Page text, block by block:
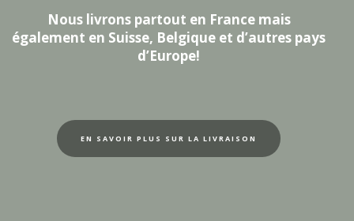
Nous livrons partout en France mais
également en Suisse, Belgique et d’autres pays
d’Europe!
EN SAVOIR PLUS SUR LA LIVRAISON